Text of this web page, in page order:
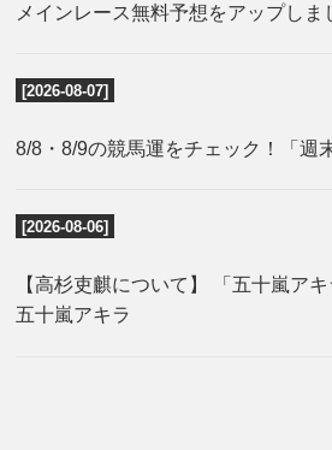
メインレース無料予想をアップしま
[2026-08-07]
8/8・8/9の競馬運をチェック！「週
[2026-08-06]
【高杉吏麒について】 「五十嵐アキ
五十嵐アキラ